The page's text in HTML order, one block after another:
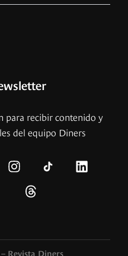
para recibir contenido y
del equipo Diners
Revista Diners